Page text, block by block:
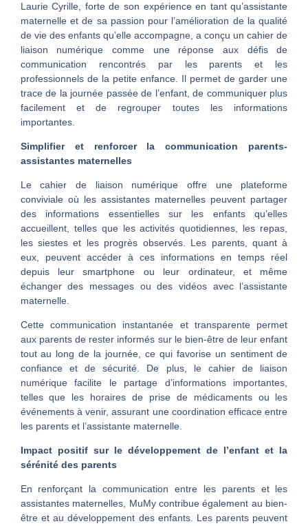
Laurie Cyrille, forte de son expérience en tant qu’assistante
maternelle et de sa passion pour l’amélioration de la qualité
de vie des enfants qu’elle accompagne, a conçu un cahier de
liaison numérique comme une réponse aux défis de
communication rencontrés par les parents et les
professionnels de la petite enfance. Il permet de garder une
trace de la journée passée de l’enfant, de communiquer plus
facilement et de regrouper toutes les informations
importantes.
Simplifier et renforcer la communication parents-
assistantes maternelles
Le cahier de liaison numérique offre une plateforme
conviviale où les assistantes maternelles peuvent partager
des informations essentielles sur les enfants qu’elles
accueillent, telles que les activités quotidiennes, les repas,
les siestes et les progrès observés. Les parents, quant à
eux, peuvent accéder à ces informations en temps réel
depuis leur smartphone ou leur ordinateur, et même
échanger des messages ou des vidéos avec l’assistante
maternelle.
Cette communication instantanée et transparente permet
aux parents de rester informés sur le bien-être de leur enfant
tout au long de la journée, ce qui favorise un sentiment de
confiance et de sécurité. De plus, le cahier de liaison
numérique facilite le partage d’informations importantes,
telles que les horaires de prise de médicaments ou les
événements à venir, assurant une coordination efficace entre
les parents et l’assistante maternelle.
Impact positif sur le développement de l’enfant et la
sérénité des parents
En renforçant la communication entre les parents et les
assistantes maternelles, MuMy contribue également au bien-
être et au développement des enfants. Les parents peuvent